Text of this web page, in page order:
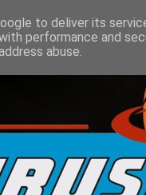
to deliver its
performance and
abuse.